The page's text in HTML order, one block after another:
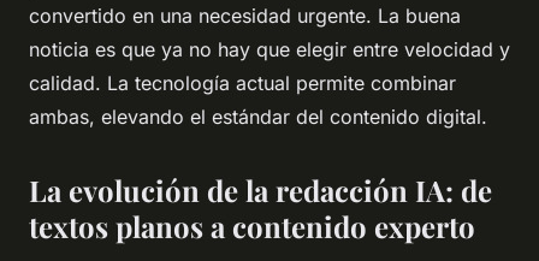
convertido en una necesidad urgente. La buena
noticia es que ya no hay que elegir entre velocidad y
calidad. La tecnología actual permite combinar
ambas, elevando el estándar del contenido digital.
La evolución de la redacción IA: de
textos planos a contenido experto